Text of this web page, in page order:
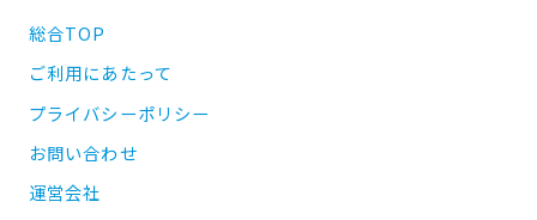
総合TOP
ご利用にあたって
プライバシーポリシー
お問い合わせ
運営会社